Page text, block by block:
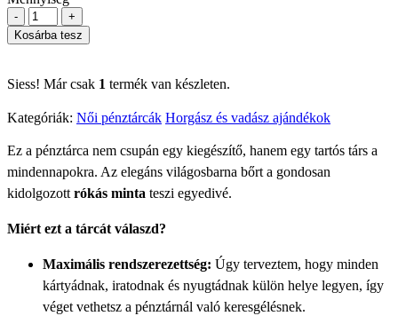
-
+
Kosárba tesz
Siess! Már csak 1 termék van készleten.
Kategóriák: Női pénztárcák Horgász és vadász ajándékok
Ez a pénztárca nem csupán egy kiegészítő, hanem egy tartós társ a
mindennapokra. Az elegáns világosbarna bőrt a gondosan
kidolgozott rókás minta teszi egyedivé.
Miért ezt a tárcát válaszd?
Maximális rendszerezettség: Úgy terveztem, hogy minden
kártyádnak, iratodnak és nyugtádnak külön helye legyen, így
véget vethetsz a pénztárnál való keresgélésnek.